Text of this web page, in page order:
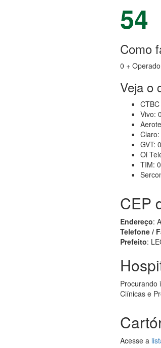
54
Como
0 +
Veja o
Vivo:
GVT:
Oi
TIM:
CEP
Endereço:
Telefone /
Prefeito:
Procurando
Clínicas e
Acesse a